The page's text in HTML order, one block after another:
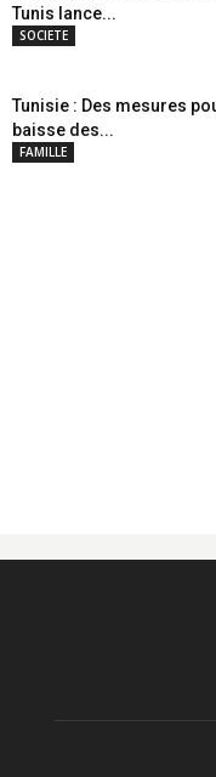
Tunis lance...
SOCIETE
Tunisie : Des mesures
baisse des...
FAMILLE